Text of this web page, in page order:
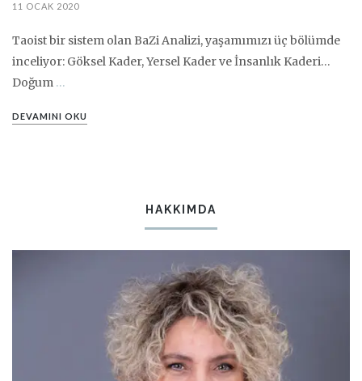
11 OCAK 2020
Taoist bir sistem olan BaZi Analizi, yaşamımızı üç bölümde
inceliyor: Göksel Kader, Yersel Kader ve İnsanlık Kaderi…
Doğum …
DEVAMINI OKU
HAKKIMDA